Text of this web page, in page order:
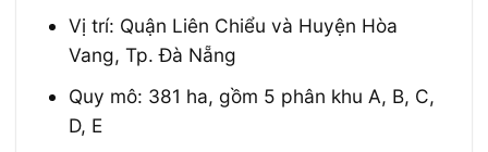
Vị trí: Quận Liên Chiểu và Huyện Hòa
Vang, Tp. Đà Nẵng
Quy mô: 381 ha, gồm 5 phân khu A, B, C,
D, E